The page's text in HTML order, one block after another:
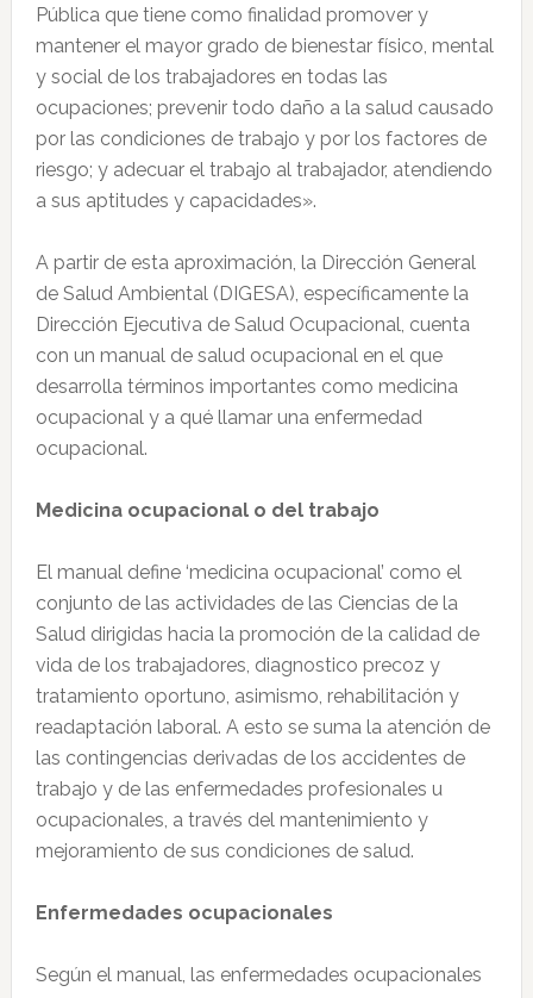
Pública que tiene como finalidad promover y
mantener el mayor grado de bienestar físico, mental
y social de los trabajadores en todas las
ocupaciones; prevenir todo daño a la salud causado
por las condiciones de trabajo y por los factores de
riesgo; y adecuar el trabajo al trabajador, atendiendo
a sus aptitudes y capacidades».
A partir de esta aproximación, la Dirección General
de Salud Ambiental (DIGESA), específicamente la
Dirección Ejecutiva de Salud Ocupacional, cuenta
con un manual de salud ocupacional en el que
desarrolla términos importantes como medicina
ocupacional y a qué llamar una enfermedad
ocupacional.
Medicina ocupacional o del trabajo
El manual define ‘medicina ocupacional’ como el
conjunto de las actividades de las Ciencias de la
Salud dirigidas hacia la promoción de la calidad de
vida de los trabajadores, diagnostico precoz y
tratamiento oportuno, asimismo, rehabilitación y
readaptación laboral. A esto se suma la atención de
las contingencias derivadas de los accidentes de
trabajo y de las enfermedades profesionales u
ocupacionales, a través del mantenimiento y
mejoramiento de sus condiciones de salud.
Enfermedades ocupacionales
Según el manual, las enfermedades ocupacionales